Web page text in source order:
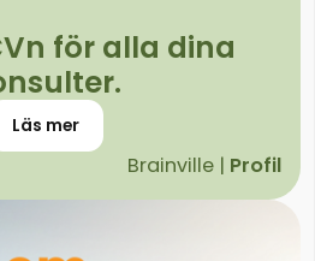
för alla dina
Läs mer
Brainville | Profil